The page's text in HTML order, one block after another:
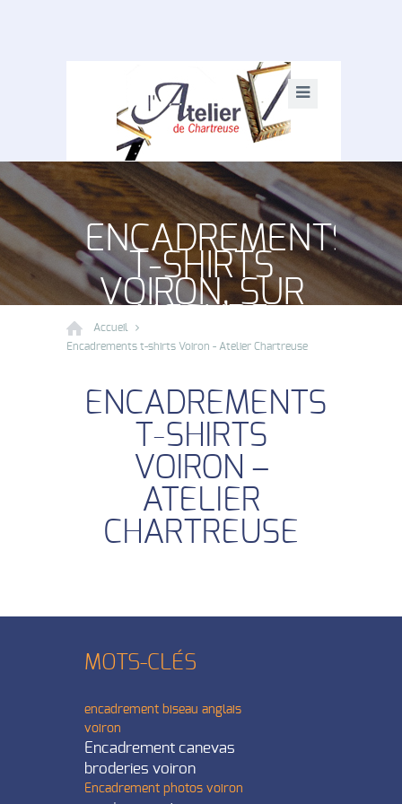
ENCADREMENTS
T-SHIRTS
VOIRON, SUR
MESURE
Accueil
Encadrements t-shirts Voiron - Atelier Chartreuse
ENCADREMENTS
T-SHIRTS
VOIRON –
ATELIER
CHARTREUSE
MOTS-CLÉS
encadrement biseau anglais
voiron
Encadrement canevas
broderies voiron
Encadrement photos voiron